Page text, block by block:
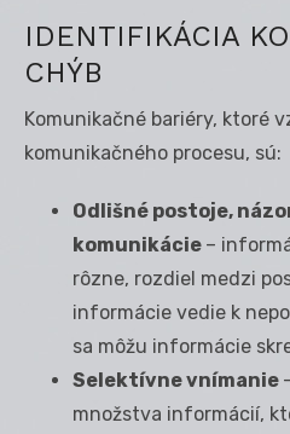
IDENTIFIKÁCIA
CHÝB
Komunikačné bariéry, ktoré
komunikačného procesu, sú:
Odlišné postoje,
komunikácie –
rôzne, rozdiel medzi
informácie vedie k
sa môžu informácie
Selektívne vnímanie
množstva informácií,